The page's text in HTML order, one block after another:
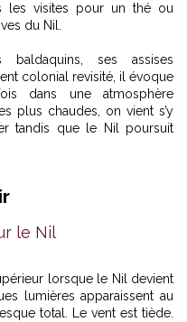
les visites pour un thé ou
du Nil.
ses assises
colonial revisité, il évoque
dans une atmosphère
plus chaudes, on vient s’y
tandis que le Nil poursuit
le Nil
lorsque le Nil devient
lumières apparaissent au
total. Le vent est tiède.